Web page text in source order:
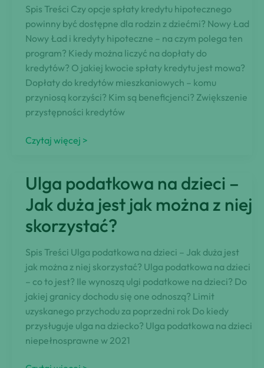
Spis Treści Czy opcje spłaty kredytu hipotecznego
powinny być dostępne dla rodzin z dziećmi? Nowy Ład
Nowy Ład i kredyty hipoteczne – na czym polega ten
program? Kiedy można liczyć na dopłaty do
kredytów? O jakiej kwocie spłaty kredytu jest mowa?
Dopłaty do kredytów mieszkaniowych – komu
przyniosą korzyści? Kim są beneficjenci? Zwiększenie
przystępności kredytów
Czy
kredytu
hipotecznego
powinny
być
dla
osób,
które
mają
w
domu
dzieci?
Czytaj więcej >
Ulga podatkowa na dzieci –
Jak duża jest jak można z niej
skorzystać?
Spis Treści Ulga podatkowa na dzieci – Jak duża jest
jak można z niej skorzystać? Ulga podatkowa na dzieci
– co to jest? Ile wynoszą ulgi podatkowe na dzieci? Do
jakiej granicy dochodu się one odnoszą? Limit
uzyskanego przychodu za poprzedni rok Do kiedy
przysługuje ulga na dziecko? Ulga podatkowa na dzieci
niepełnosprawne w 2021